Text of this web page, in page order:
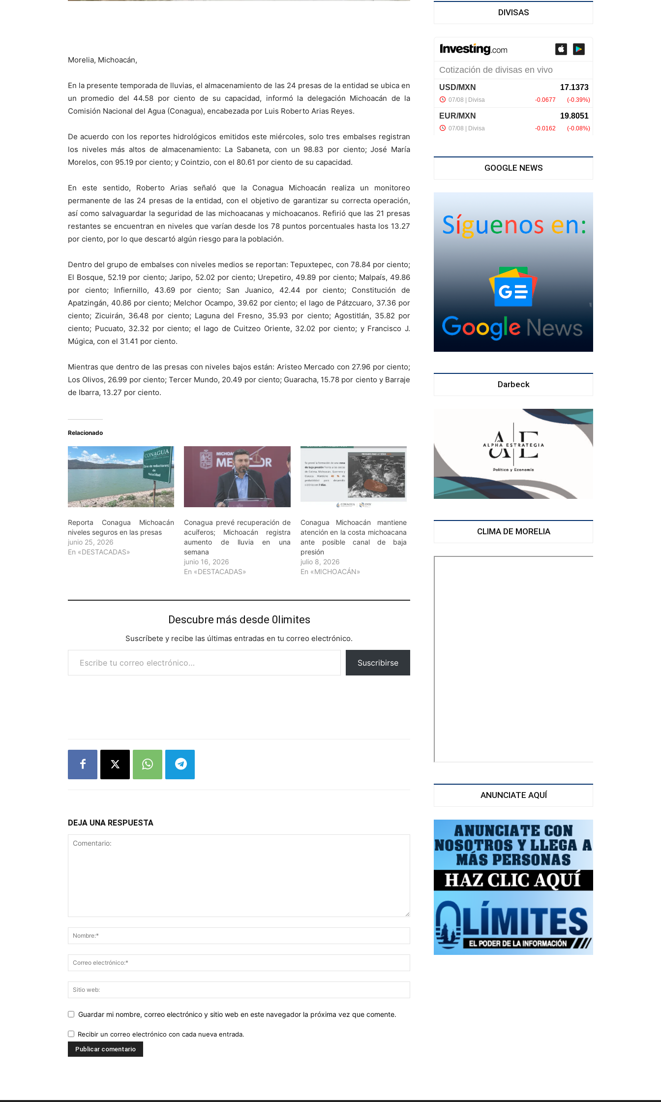
Morelia, Michoacán,
En la presente temporada de lluvias, el almacenamiento de las 24 presas de la entidad se ubica en
un promedio del 44.58 por ciento de su capacidad, informó la delegación Michoacán de la
Comisión Nacional del Agua (Conagua), encabezada por Luis Roberto Arias Reyes.
De acuerdo con los reportes hidrológicos emitidos este miércoles, solo tres embalses registran
los niveles más altos de almacenamiento: La Sabaneta, con un 98.83 por ciento; José María
Morelos, con 95.19 por ciento; y Cointzio, con el 80.61 por ciento de su capacidad.
En este sentido, Roberto Arias señaló que la Conagua Michoacán realiza un monitoreo
permanente de las 24 presas de la entidad, con el objetivo de garantizar su correcta operación,
así como salvaguardar la seguridad de las michoacanas y michoacanos. Refirió que las 21 presas
restantes se encuentran en niveles que varían desde los 78 puntos porcentuales hasta los 13.27
por ciento, por lo que descartó algún riesgo para la población.
Dentro del grupo de embalses con niveles medios se reportan: Tepuxtepec, con 78.84 por ciento;
El Bosque, 52.19 por ciento; Jaripo, 52.02 por ciento; Urepetiro, 49.89 por ciento; Malpaís, 49.86
por ciento; Infiernillo, 43.69 por ciento; San Juanico, 42.44 por ciento; Constitución de
Apatzingán, 40.86 por ciento; Melchor Ocampo, 39.62 por ciento; el lago de Pátzcuaro, 37.36 por
ciento; Zicuirán, 36.48 por ciento; Laguna del Fresno, 35.93 por ciento; Agostitlán, 35.82 por
ciento; Pucuato, 32.32 por ciento; el lago de Cuitzeo Oriente, 32.02 por ciento; y Francisco J.
Múgica, con el 31.41 por ciento.
Mientras que dentro de las presas con niveles bajos están: Aristeo Mercado con 27.96 por ciento;
Los Olivos, 26.99 por ciento; Tercer Mundo, 20.49 por ciento; Guaracha, 15.78 por ciento y Barraje
de Ibarra, 13.27 por ciento.
Relacionado
Reporta Conagua Michoacán
niveles seguros en las presas
junio 25, 2026
En «DESTACADAS»
Conagua prevé recuperación de
acuíferos; Michoacán registra
aumento de lluvia en una
semana
junio 16, 2026
En «DESTACADAS»
Conagua Michoacán mantiene
atención en la costa michoacana
ante posible canal de baja
presión
julio 8, 2026
En «MICHOACÁN»
Descubre más desde 0limites
Suscríbete y recibe las últimas entradas en tu correo electrónico.
Escribe tu correo electrónico…
Suscribirse
DEJA UNA RESPUESTA
Guardar mi nombre, correo electrónico y sitio web en este navegador la próxima vez que comente.
Recibir un correo electrónico con cada nueva entrada.
DIVISAS
GOOGLE NEWS
Darbeck
CLIMA DE MORELIA
ANUNCIATE AQUÍ